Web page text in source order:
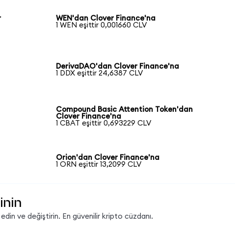
WEN'dan Clover Finance'na
1 WEN eşittir 0,001660 CLV
DerivaDAO'dan Clover Finance'na
1 DDX eşittir 24,6387 CLV
Compound Basic Attention Token'dan
Clover Finance'na
1 CBAT eşittir 0,693229 CLV
Orion'dan Clover Finance'na
1 ORN eşittir 13,2099 CLV
ve değiştirin. En güvenilir kripto cüzdanı.